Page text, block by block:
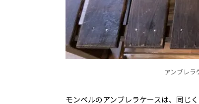
アンブレラ
モンベルのアンブレラケースは、同じ